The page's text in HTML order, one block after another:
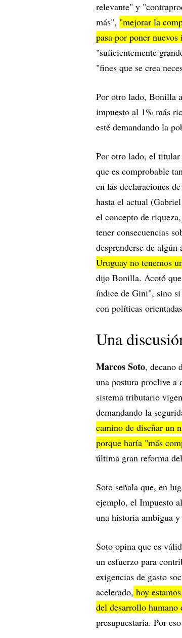
relevante" y
más", "mejorar la
pasa por poner nuevos
"suficientemente
"fines que se crea
Por otro lado, Bonilla
impuesto al 1% más
esté demandando la
Por otro lado, el
que es comprobable
en las declaraciones
hasta el actual
el concepto de
tener consecuencias
desprenderse de
Uruguay no tenemos
dijo Bonilla. Acotó
índice de Gini", sino si
con políticas
Una
Marcos Soto, decano
una postura proclive
sistema tributario
demandando la
camino de diseñar un
porque haría "más
última gran reforma
Soto señala que, en
ejemplo, el Impuesto
una historia ambigua
Soto opina que es
un esfuerzo para
exigencias de gasto
acelerado, hoy
del desarrollo humano
presupuestaria. Por